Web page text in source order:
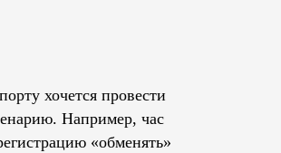
хочется провести
Например, час
«обменять»